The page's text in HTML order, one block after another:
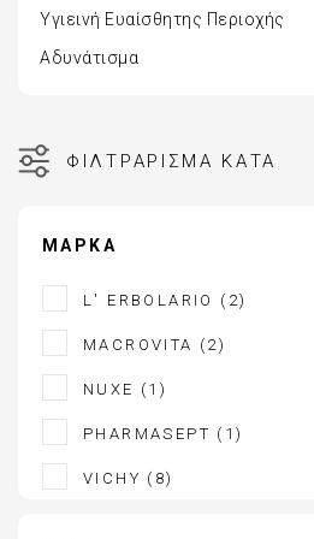
ΑΚΜΗ
ΚΡΕΜΕΣ ΠΡΟΣΩΠΟΥ - ΜΑΤΙΩΝ
ΠΑΝΑΔΩΝ
ΣΤΟΜΑΤΙΚΗ ΥΓΙΕΙΝΗ ΠΑΙΔΙΩΝ
ΠΕΡΙΠΟΙΗΣΗ ΣΩΜΑΤΟΣ
ΠΕΡΙΠΟΙΗΣΗ ΕΥΑΙΣΘΗΤΗΣ ΠΕΡΙΟΧΗΣ
ΠΡΟΪΟΝΤΑ ΕΓΚΥΜΟΣΥΝΗΣ
ΣΥΜΠΛΗΡΩΜΑΤΑ ΔΙΑΤΡΟΦΗΣ
ΦΡΟΝΤΙΔΑ ΜΩΡΟΥ
Υγιεινή Ευαίσθητης Περιοχής
Αδυνάτισμα
ΦΙΛΤΡΆΡΙΣΜΑ ΚΑΤΆ
ΜΆΡΚΑ
L' ERBOLARIO (2)
MACROVITA (2)
NUXE (1)
PHARMASEPT (1)
VICHY (8)